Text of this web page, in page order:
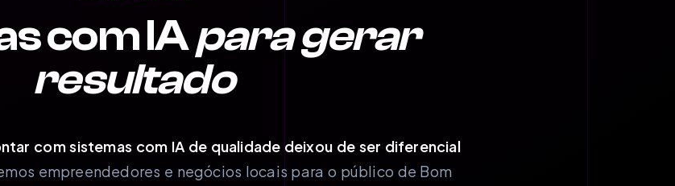
com IApara gerar
resultado
com sistemas com IA de qualidade deixou de ser diferencial
empreendedores e negócios locais para o público de Bom